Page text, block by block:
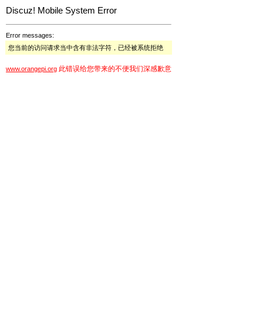
Discuz! Mobile System Error
Error messages:
您当前的访问请求当中含有非法字符，已经被系统拒绝
www.orangepi.org 此错误给您带来的不便我们深感歉意